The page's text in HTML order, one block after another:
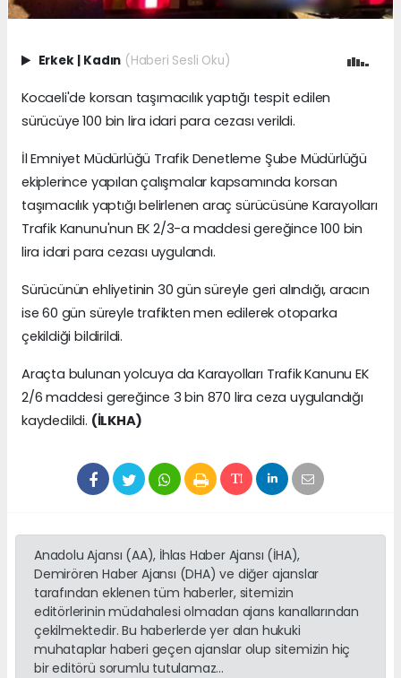
Erkek | Kadın (Haberi Sesli Oku)
Kocaeli'de korsan taşımacılık yaptığı tespit edilen
sürücüye 100 bin lira idari para cezası verildi.
İl Emniyet Müdürlüğü Trafik Denetleme Şube Müdürlüğü
ekiplerince yapılan çalışmalar kapsamında korsan
taşımacılık yaptığı belirlenen araç sürücüsüne Karayolları
Trafik Kanunu'nun EK 2/3-a maddesi gereğince 100 bin
lira idari para cezası uygulandı.
Sürücünün ehliyetinin 30 gün süreyle geri alındığı, aracın
ise 60 gün süreyle trafikten men edilerek otoparka
çekildiği bildirildi.
Araçta bulunan yolcuya da Karayolları Trafik Kanunu EK
2/6 maddesi gereğince 3 bin 870 lira ceza uygulandığı
kaydedildi. (İLKHA)
Anadolu Ajansı (AA), İhlas Haber Ajansı (İHA),
Demirören Haber Ajansı (DHA) ve diğer ajanslar
tarafından eklenen tüm haberler, sitemizin
editörlerinin müdahalesi olmadan ajans kanallarından
çekilmektedir. Bu haberlerde yer alan hukuki
muhataplar haberi geçen ajanslar olup sitemizin hiç
bir editörü sorumlu tutulamaz...